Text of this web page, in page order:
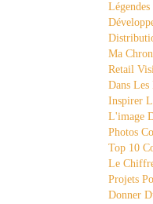
Ma
Retail
Dans Les
Inspirer
L'image
Photos
Top 10
Le
Projets
Donner